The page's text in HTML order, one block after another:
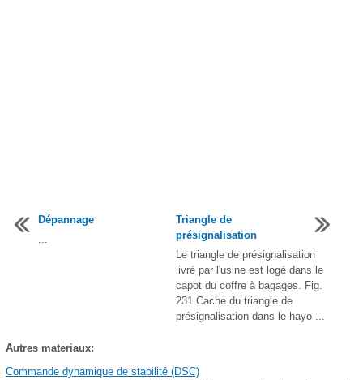
Dépannage
...
Triangle de
présignalisation
Le triangle de présignalisation
livré par l'usine est logé dans le
capot du coffre à bagages. Fig.
231 Cache du triangle de
présignalisation dans le hayo ...
Autres materiaux:
Commande dynamique de stabilité (DSC)